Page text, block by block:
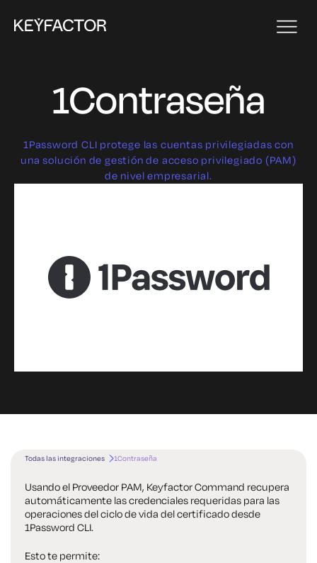
1Contraseña
1Password CLI protege las cuentas privilegiadas con
una solución de gestión de acceso privilegiado (PAM)
de nivel empresarial.
Todas las integraciones 1Contraseña
Usando el Proveedor PAM, Keyfactor Command recupera
automáticamente las credenciales requeridas para las
operaciones del ciclo de vida del certificado desde
1Password CLI.
Esto te permite: